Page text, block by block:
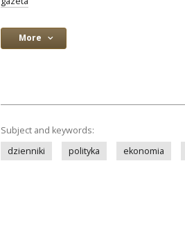
More
Subject and keywords:
dzienniki
polityka ekonomia